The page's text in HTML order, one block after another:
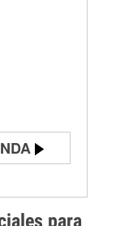
para